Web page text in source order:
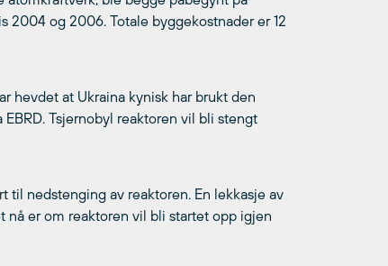
og 2006. Totale byggekostnader er 12
hevdet at Ukraina kynisk har brukt den
Tsjernobyl reaktoren vil bli stengt
nedstenging av reaktoren. En lekkasje av
nå er om reaktoren vil bli startet opp igjen